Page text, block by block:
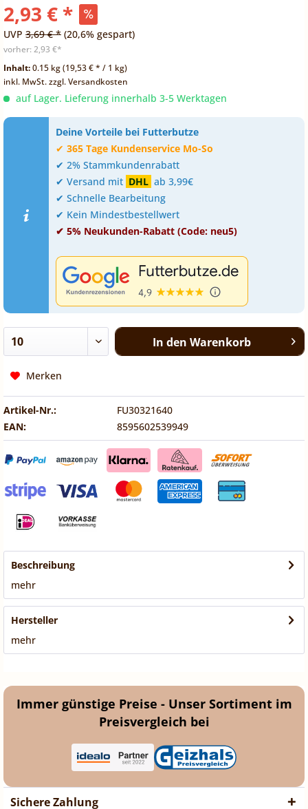
2,93 € *
UVP 3,69 € * (20,6% gespart)
vorher: 2,93 €*
Inhalt:0.15 kg (19,53 € * / 1 kg)
inkl. MwSt.zzgl. Versandkosten
auf Lager. Lieferung innerhalb 3-5 Werktagen
Deine Vorteile bei Futterbutze
✔ 365 Tage Kundenservice Mo-So
✔ 2% Stammkundenrabatt
✔ Versand mit DHL ab 3,99€
✔ Schnelle Bearbeitung
✔ Kein Mindestbestellwert
✔ 5% Neukunden-Rabatt (Code: neu5)
In den Warenkorb
Merken
Artikel-Nr.:
FU30321640
EAN:
8595602539949
Beschreibung
mehr
Hersteller
mehr
Immer günstige Preise - Unser Sortiment im
Preisvergleich bei
Sichere Zahlung